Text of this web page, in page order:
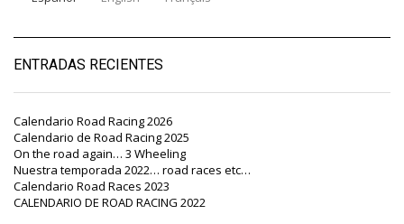
ENTRADAS RECIENTES
Calendario Road Racing 2026
Calendario de Road Racing 2025
On the road again… 3 Wheeling
Nuestra temporada 2022… road races etc…
Calendario Road Races 2023
CALENDARIO DE ROAD RACING 2022